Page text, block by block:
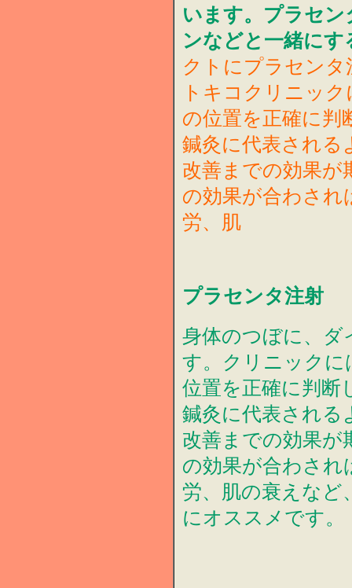
います。プラセン
ンなどと一緒に
クトにプラセンタ
トキコクリニッ
の位置を正確に判
鍼灸に代表される
改善までの効果が
の効果が合わされ
労、肌
プラセンタ注射
身体のつぼに、ダ
す。クリニックに
位置を正確に判断
鍼灸に代表される
改善までの効果が
の効果が合わされ
労、肌の衰えなど
にオススメです。